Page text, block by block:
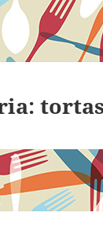
tortas